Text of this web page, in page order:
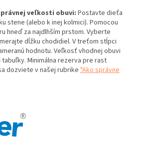
veľkosti obuvi: Postavte dieťa
stene (alebo k inej kolmici). Pomocou
hneď za najdlhším prstom. Vyberte
dĺžku chodidiel. V treťom stĺpci
hodnotu. Veľkosť vhodnej obuvi
Minimálna rezerva pre rast
dozviete v našej rubrike "Ako správne